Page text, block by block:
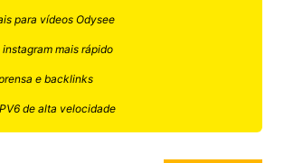
para vídeos Odysee
mais rápido
e backlinks
de alta velocidade